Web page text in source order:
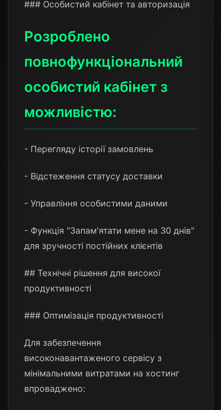
### Особистий кабінет та авторизація
Розроблено
повнофункціональний
особистий кабінет з
можливістю:
- Перегляду історії замовлень
- Відстеження статусу доставки
- Управління особистими даними
- Функція "Запам'ятати мене на 30 днів"
для зручності постійних клієнтів
## Технічні рішення для високої
продуктивності
### Оптимізація продуктивності
Для забезпечення
високонавантаженого сервісу з
мінімальними витратами на хостинг
впроваджено: